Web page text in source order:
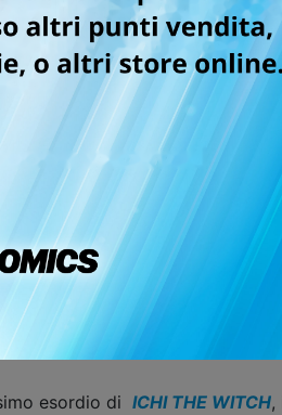
dei manga e
più amati al mondo, grazie
team creativo, composto
LOVE FLOWERS
, un adorabile
MATSUNAGA-SANe
di altissimo livello firmato
esplosivo di azione e
n. 3 , disponibile anche in una
esordio di ICHI THE WITCH,